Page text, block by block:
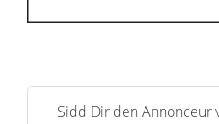
Sidd Dir den Annonceur